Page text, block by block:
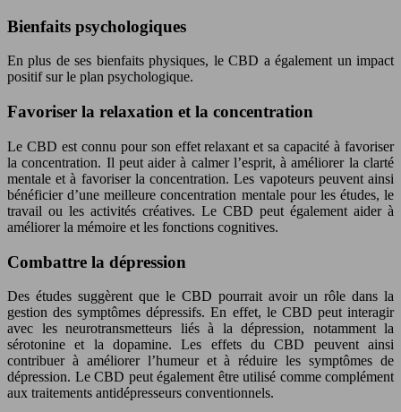
Bienfaits psychologiques
En plus de ses bienfaits physiques, le CBD a également un impact
positif sur le plan psychologique.
Favoriser la relaxation et la concentration
Le CBD est connu pour son effet relaxant et sa capacité à favoriser
la concentration. Il peut aider à calmer l’esprit, à améliorer la clarté
mentale et à favoriser la concentration. Les vapoteurs peuvent ainsi
bénéficier d’une meilleure concentration mentale pour les études, le
travail ou les activités créatives. Le CBD peut également aider à
améliorer la mémoire et les fonctions cognitives.
Combattre la dépression
Des études suggèrent que le CBD pourrait avoir un rôle dans la
gestion des symptômes dépressifs. En effet, le CBD peut interagir
avec les neurotransmetteurs liés à la dépression, notamment la
sérotonine et la dopamine. Les effets du CBD peuvent ainsi
contribuer à améliorer l’humeur et à réduire les symptômes de
dépression. Le CBD peut également être utilisé comme complément
aux traitements antidépresseurs conventionnels.